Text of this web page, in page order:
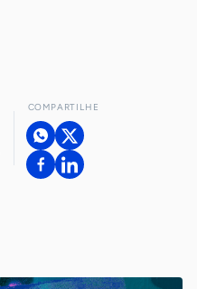
COMPARTILHE